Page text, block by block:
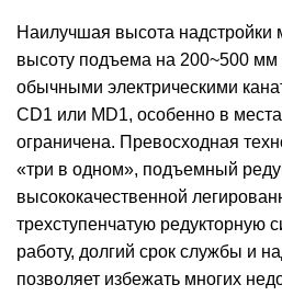
Наилучшая высота надстройки
высоту подъема на 200~500
обычными электрическими
CD1 или MD1, особенно в
ограничена. Превосходная
«три в одном», подъемный
высококачественной
трехступенчатую редукторную
работу, долгий срок службы и
позволяет избежать многих